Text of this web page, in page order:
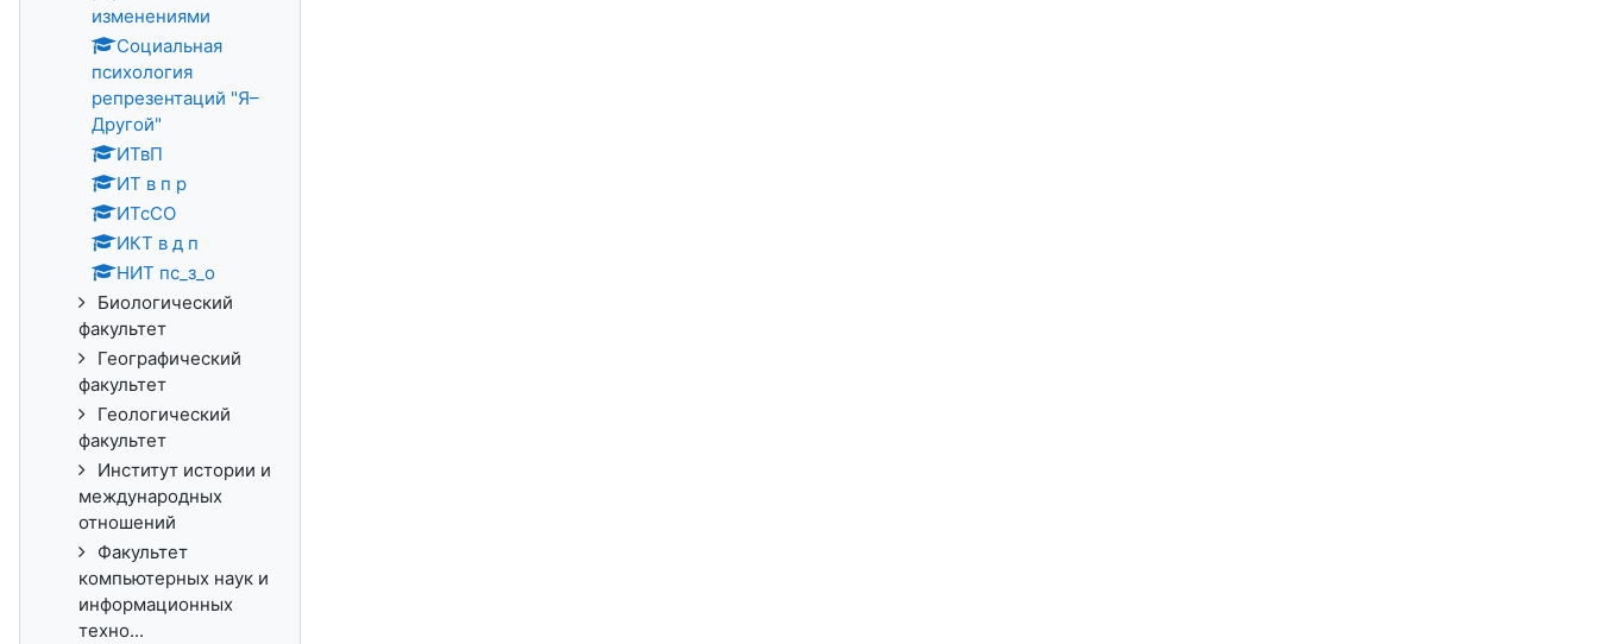
изменениями
Социальная
психология
репрезентаций "Я–
Другой"
ИТвП
ИТ в п р
ИТсСО
ИКТ в д п
НИТ пс_з_о
Биологический
факультет
Географический
факультет
Геологический
факультет
Институт истории и
международных
отношений
Факультет
компьютерных наук и
информационных
техно...